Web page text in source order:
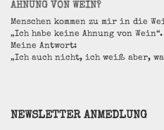
AHNUNG VON WEIN?
Menschen kommen zu mir in die
„Ich habe keine Ahnung von Wein“.
Meine Antwort:
„Ich auch nicht, ich weiß aber,
NEWSLETTER ANMEDLUNG